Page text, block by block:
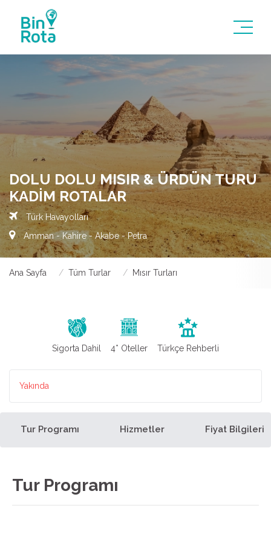
DOLU DOLU MISIR & ÜRDÜN TURU
KADIM ROTALAR
Türk Havayolları
Amman - Kahire - Akabe - Petra
Ana Sayfa Tüm Turlar Mısır Turları
Sigorta Dahil 4* Oteller Türkçe Rehberli
Yakında
Tur Programı Hizmetler Fiyat Bilgileri
Tur Programı